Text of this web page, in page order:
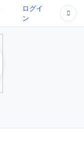
ログイ
ン